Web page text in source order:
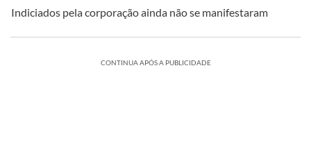
Indiciados pela corporação ainda não se manifestaram
CONTINUA APÓS A PUBLICIDADE